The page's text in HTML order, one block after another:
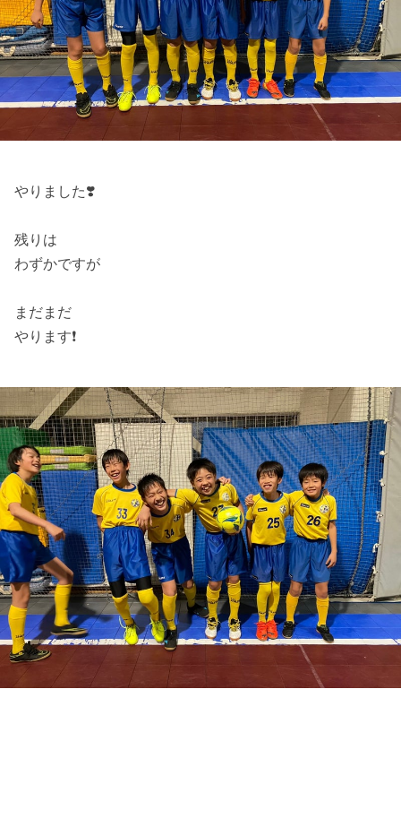
やりました❣️
残りは
わずかですが
まだまだ
やります❗️